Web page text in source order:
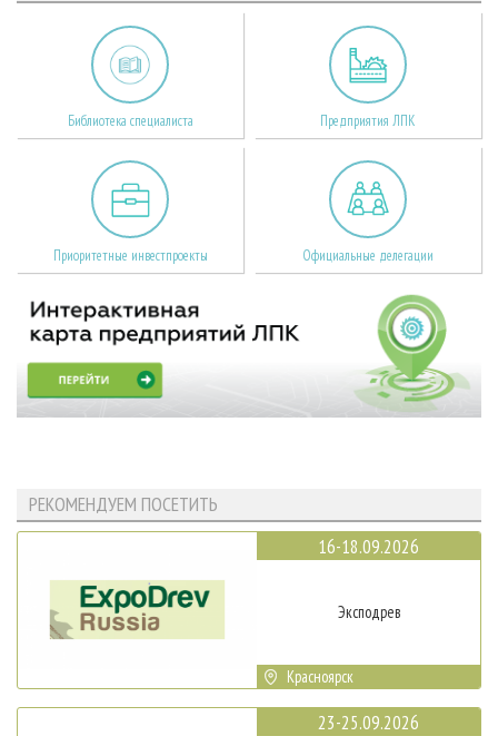
Библиотека специалиста Предприятия ЛПК
Приоритетные инвестпроекты Официальные делегации
РЕКОМЕНДУЕМ ПОСЕТИТЬ
16-18.09.2026
Эксподрев
Красноярск
23-25.09.2026